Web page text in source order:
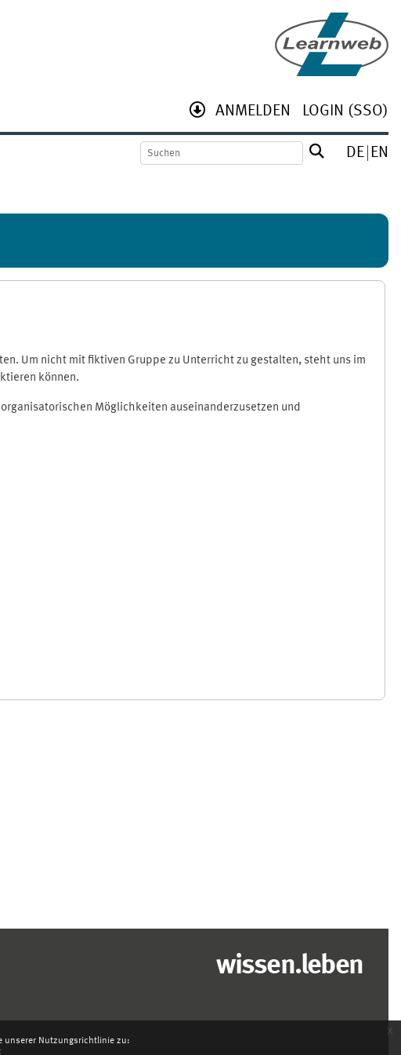
unserer Nutzungsrichtlinie zu:
x
ANMELDEN LOGIN (SSO)
DE EN
Um nicht mit fiktiven Gruppe zu Unterricht zu gestalten, steht uns im
können.
Möglichkeiten auseinanderzusetzen und
wissen.leben